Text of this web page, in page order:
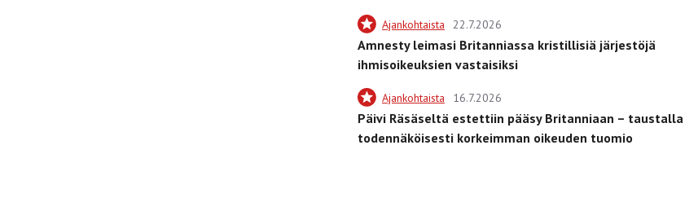
Ajankohtaista 22.7.2026
Amnesty leimasi Britanniassa kristillisiä järjestöjä
ihmisoikeuksien vastaisiksi
Ajankohtaista 16.7.2026
Päivi Räsäseltä estettiin pääsy Britanniaan – taustalla
todennäköisesti korkeimman oikeuden tuomio